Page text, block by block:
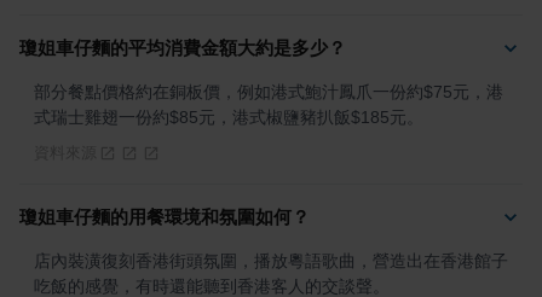
瓊姐車仔麵的平均消費金額大約是多少？
部分餐點價格約在銅板價，例如港式鮑汁鳳爪一份約$75元，港
式瑞士雞翅一份約$85元，港式椒鹽豬扒飯$185元。
瓊姐車仔麵的用餐環境和氛圍如何？
店內裝潢復刻香港街頭氛圍，播放粵語歌曲，營造出在香港館子
吃飯的感覺，有時還能聽到香港客人的交談聲。